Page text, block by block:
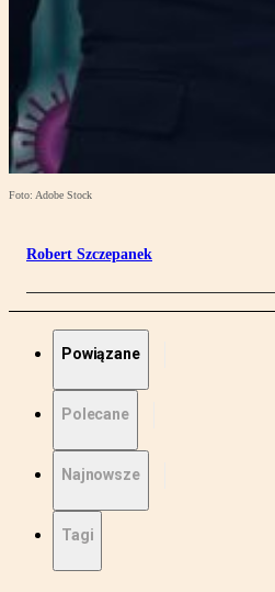
Foto: Adobe Stock
Robert Szczepanek
Powiązane
Polecane
Najnowsze
Tagi